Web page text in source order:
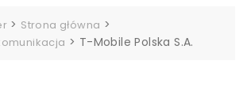
> Strona główna >
> T-Mobile Polska S.A.